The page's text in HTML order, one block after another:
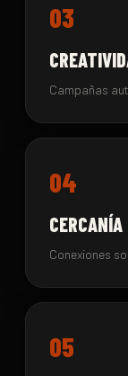
03
Campañas
04
CERCANÍA
Conexiones
05